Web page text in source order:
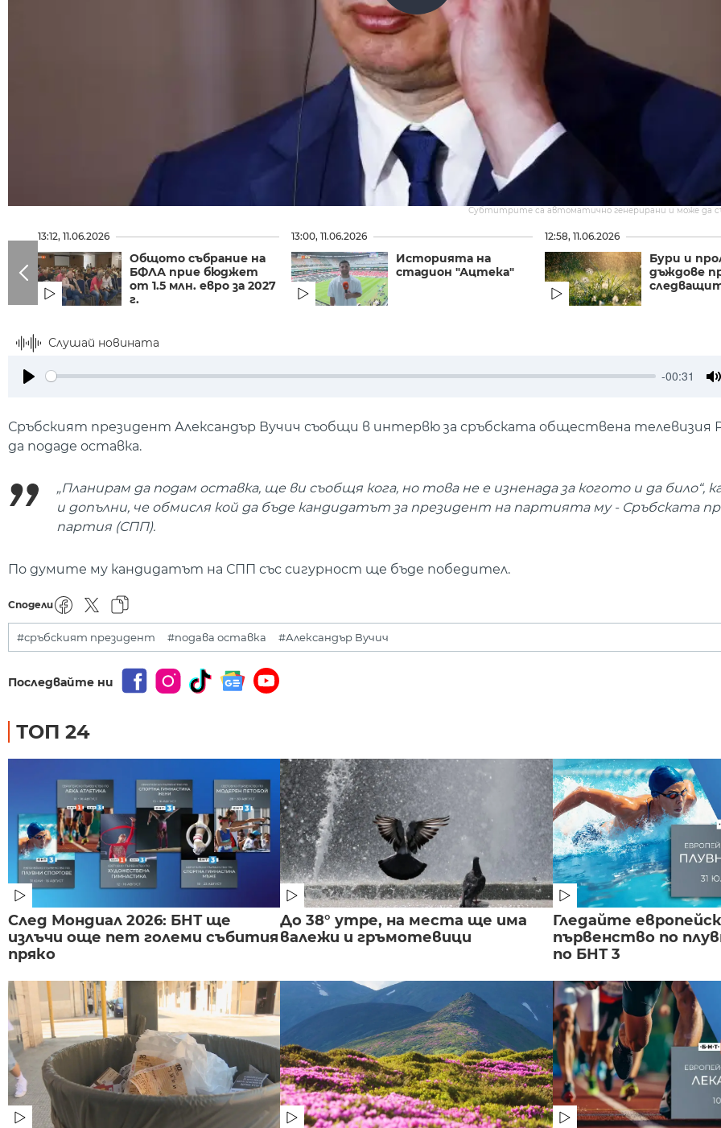
Субтитрите са автоматично генерирани и може да
13:12, 11.06.2026
Общото събрание на
БФЛА прие бюджет
от 1.5 млн. евро за 2027
г.
13:00, 11.06.2026
Историята на
стадион "Ацтека"
12:58, 11.06.2026
Бури и
дъждове
Слушай новината
-00:31
Сръбският президент Александър Вучич съобщи в интервю за сръбската обществена телевизия
да подаде оставка.
„Планирам да подам оставка, ще ви съобщя кога, но това не е изненада за когото и да било“,
и допълни, че обмисля кой да бъде кандидатът за президент на партията му - Сръбската
партия (СПП).
По думите му кандидатът на СПП със сигурност ще бъде победител.
Сподели
#сръбският президент #подава оставка #Александър Вучич
Последвайте ни
ТОП 24
След Мондиал 2026: БНТ ще
излъчи още пет големи събития
пряко
До 38° утре, на места ще има
валежи и гръмотевици
Гледайте
първенство по
по БНТ 3